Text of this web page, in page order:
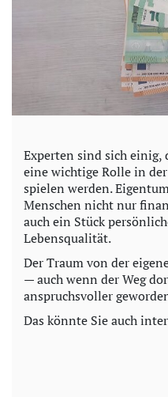
Experten sind sich
eine wichtige Rolle in
spielen werden.
Menschen nicht nur
auch ein Stück
Lebensqualität.
Der Traum von der
— auch wenn der Weg
anspruchsvoller
Das könnte Sie auch